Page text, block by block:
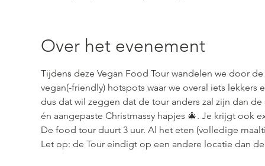
Over het evenement
Tijdens deze Vegan Food Tour wandelen we door
vegan(-friendly) hotspots waar we overal iets
dus dat wil zeggen dat de tour anders zal zijn dan
én aangepaste Christmassy hapjes 🎄. Je krijgt ook
De food tour duurt 3 uur. Al het eten (volledige
Let op: de Tour eindigt op een andere locatie dan